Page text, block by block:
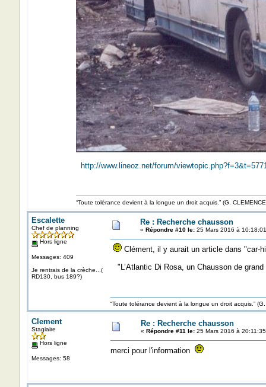
http://www.lineoz.net/forum/
“Toute tolérance devient à la longue un droit acquis.” (G.
Escalette
Chef de planning
Hors ligne
Messages: 409
Je rentrais de la crèche...(
RD130, bus 189?)
Re : Recherche chausson
« Répondre #10 le:25 Mars 2016 à
Clément, il y aurait un article dans "car-
"L’Atlantic Di Rosa, un Chausson de grand
“Toute tolérance devient à la longue un droit acquis.”
Clement
Stagiaire
Hors ligne
Messages: 58
Re : Recherche chausson
« Répondre #11 le:25 Mars 2016 à
merci pour l'information